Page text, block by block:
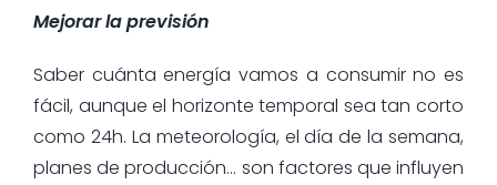
Mejorar la previsión
Saber cuánta energía vamos a consumir no es
fácil, aunque el horizonte temporal sea tan corto
como 24h. La meteorología, el día de la semana,
planes de producción… son factores que influyen